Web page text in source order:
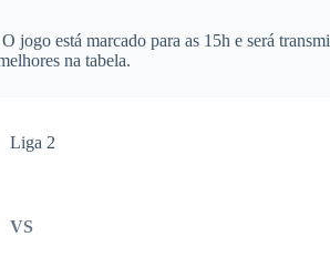
está marcado para as 15h e será
na tabela.
Liga 2
VS